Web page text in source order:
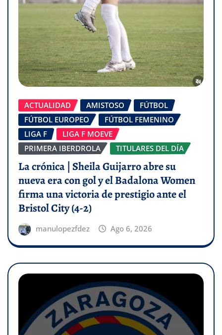
ACTUALIDAD AMISTOSO
FÚTBOL
FÚTBOL EUROPEO
FÚTBOL FEMENINO
LIGA F
LIGA F MOEVE
PRIMERA IBERDROLA
TITULARES DEL DÍA
La crónica | Sheila Guijarro abre su
nueva era con gol y el Badalona Women
firma una victoria de prestigio ante el
Bristol City (4-2)
manulopezfdez Ago 6, 2026